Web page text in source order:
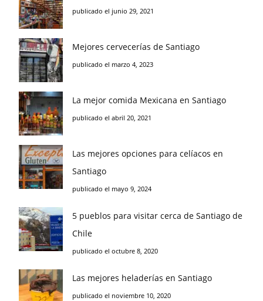
publicado el junio 29, 2021
Mejores cervecerías de Santiago
publicado el marzo 4, 2023
La mejor comida Mexicana en Santiago
publicado el abril 20, 2021
Las mejores opciones para celíacos en
Santiago
publicado el mayo 9, 2024
5 pueblos para visitar cerca de Santiago de
Chile
publicado el octubre 8, 2020
Las mejores heladerías en Santiago
publicado el noviembre 10, 2020